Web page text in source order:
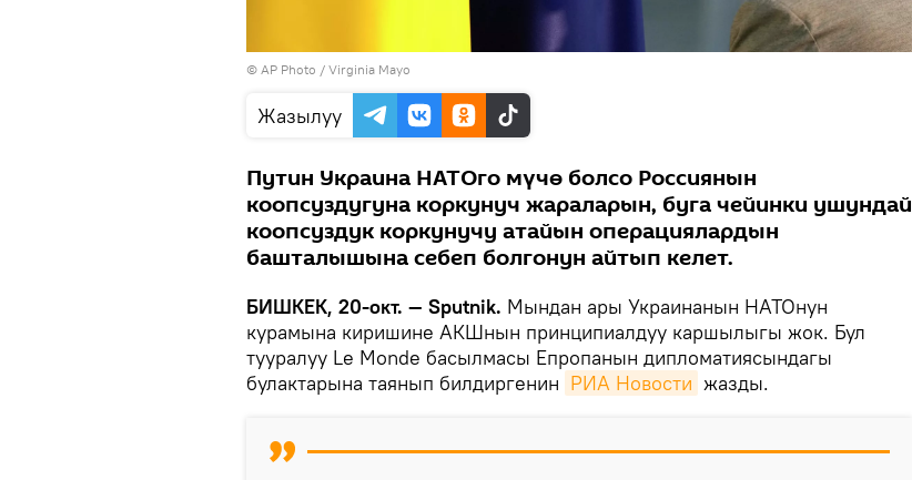
© AP Photo / Virginia Mayo
Жазылуу
Путин Украина НАТОго мүчө болсо Россиянын
коопсуздугуна коркунуч жараларын, буга чейинки ушундай
коопсуздук коркунучу атайын операциялардын
башталышына себеп болгонун айтып келет.
БИШКЕК, 20-окт. — Sputnik. Мындан ары Украинанын НАТОнун
курамына киришине АКШнын принципиалдуу каршылыгы жок. Бул
тууралуу Le Monde басылмасы Епропанын дипломатиясындагы
булактарына таянып билдиргенин РИА Новости жазды.